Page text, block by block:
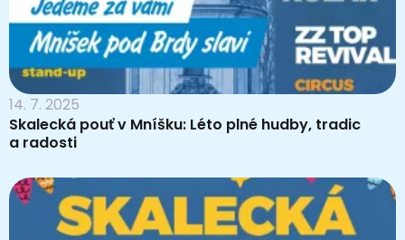
14. 7. 2025
Skalecká pouť v Mníšku: Léto plné hudby, tradic
a radosti